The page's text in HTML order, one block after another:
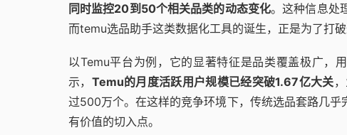
同时监控20到50个相关品类的动态变化。这种信息处
而temu选品助手这类数据化工具的诞生，正是为了打破
以Temu平台为例，它的显著特征是品类覆盖极广，
示， Temu的月度活跃用户规模已经突破1.67亿大关
过500万个。在这样的竞争环境下，传统选品套路几
有价值的切入点。